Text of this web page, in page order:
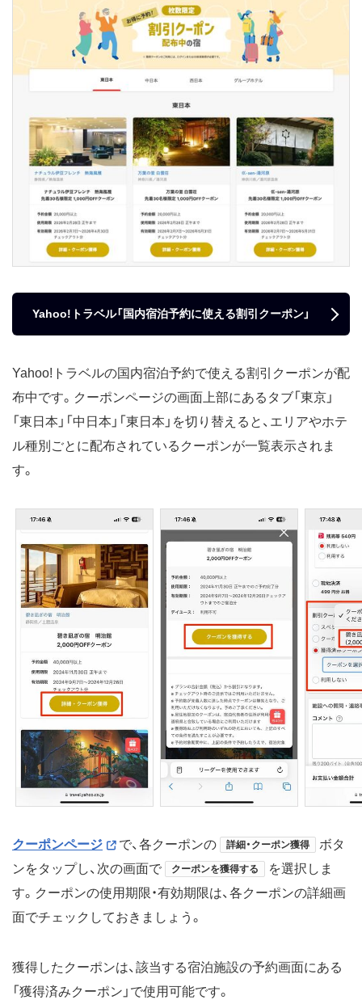
Yahoo!トラベル「国内宿泊予約に使える割引クーポン」
Yahoo!トラベルの国内宿泊予約で使える割引クーポンが配
布中です。クーポンページの画面上部にあるタブ「東京」
「東日本」「中日本」「東日本」を切り替えると、エリアやホテ
ル種別ごとに配布されているクーポンが一覧表示されま
す。
クーポンページ で、各クーポンの 詳細・クーポン獲得
ボタ
ンをタップし、次の画面で
クーポンを獲得する
を選択しま
す。クーポンの使用期限・有効期限は、各クーポンの詳細画
面でチェックしておきましょう。
獲得したクーポンは、該当する宿泊施設の予約画面にある
「獲得済みクーポン」で使用可能です。